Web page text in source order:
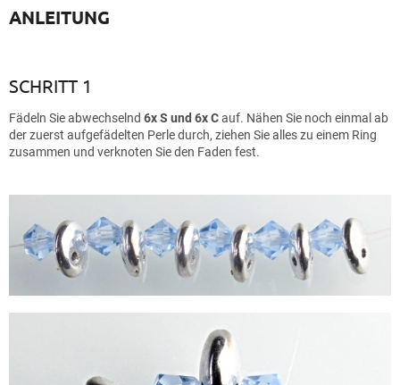
ANLEITUNG
SCHRITT 1
Fädeln Sie abwechselnd 6x S und 6x Cauf. Nähen Sie noch einmal ab
der zuerst aufgefädelten Perle durch, ziehen Sie alles zu einem Ring
zusammen und verknoten Sie den Faden fest.